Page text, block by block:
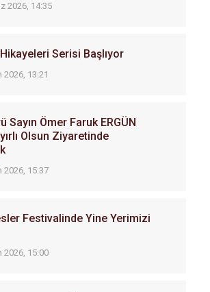
2026, 14:35
Hikayeleri Serisi Başlıyor
2026, 13:21
Sayın Ömer Faruk ERGÜN
Olsun Ziyaretinde
2026, 15:37
Festivalinde Yine Yerimizi
2026, 15:00